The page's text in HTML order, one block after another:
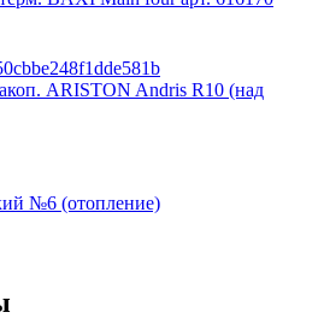
ARISTON Andris R10 (над
№6 (отопление)